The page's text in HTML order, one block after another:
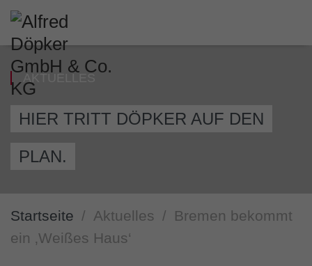
HIER TRITT DÖPKER AUF DEN
PLAN.
Startseite Aktuelles
Bremen bekommt
ein ‚Weißes Haus‘